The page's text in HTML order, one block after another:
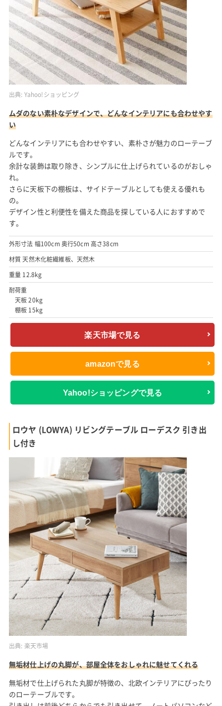
出典: Yahoo!ショッピング
ムダのない素朴なデザインで、どんなインテリアにも合わせやす
い
どんなインテリアにも合わせやすい、素朴さが魅力のローテーブ
ルです。
余計な装飾は取り除き、シンプルに仕上げられているのがおしゃ
れ。
さらに天板下の棚板は、サイドテーブルとしても使える優れも
の。
デザイン性と利便性を備えた商品を探している人におすすめで
す。
外形寸法 幅100cm 奥行50cm 高さ38cm
材質 天然木化粧繊維板、天然木
重量 12.8kg
耐荷重
天板 20kg
棚板 15kg
楽天市場で見る
amazonで見る
Yahoo!ショッピングで見る
ロウヤ (LOWYA) リビングテーブル ローデスク 引き出
し付き
出典: 楽天市場
無垢材仕上げの丸脚が、部屋全体をおしゃれに魅せてくれる
無垢材で仕上げられた丸脚が特徴の、北欧インテリアにぴったり
のローテーブルです。